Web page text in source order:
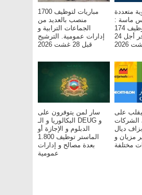
مباريات لتوظيف 1700
منصب بالعديد من
الجماعات الترابية و
إدارات عمومية. الترشيح
قبل 28 غشت 2026
متعددة
ماسة :
مباريات لتوظيف 174
مناصب. آخر أجل 24
2026
سار لمن يتوفرون على
البكالوريا و الـ DEUG و
الدبلوم و الإجازة أو
الماستر توظيف 1.800
بعدة مصالح و إدارات
عمومية
على
الشركات
ديال
مزيان و
مختلفة